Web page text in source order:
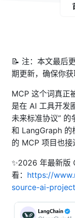
📝 注：本文最后
期更新，确保你
MCP 这个词真正
是在 AI 工具开发
未来标准协议”
和 LangGraph 的
的 MCP 项目也接
✨2026 年最新版
看： https://
source-ai-